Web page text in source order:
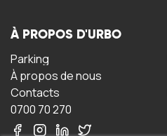
À PROPOS D'URBO
Parking
À propos de nous
Contacts
0700 70 270